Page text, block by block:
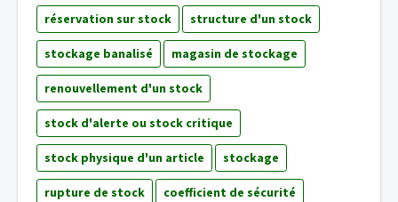
réservation sur stock structure d'un stock
stockage banalisé magasin de stockage
renouvellement d'un stock
stock d'alerte ou stock critique
stock physique d'un article stockage
rupture de stock coefficient de sécurité